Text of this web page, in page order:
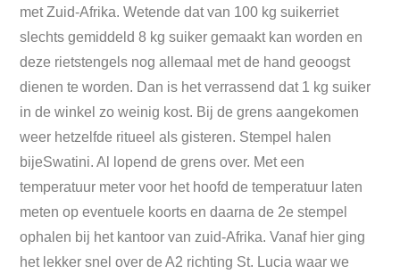
met Zuid-Afrika. Wetende dat van 100 kg suikerriet
slechts gemiddeld 8 kg suiker gemaakt kan worden en
deze rietstengels nog allemaal met de hand geoogst
dienen te worden. Dan is het verrassend dat 1 kg suiker
in de winkel zo weinig kost. Bij de grens aangekomen
weer hetzelfde ritueel als gisteren. Stempel halen
bijeSwatini. Al lopend de grens over. Met een
temperatuur meter voor het hoofd de temperatuur laten
meten op eventuele koorts en daarna de 2e stempel
ophalen bij het kantoor van zuid-Afrika. Vanaf hier ging
het lekker snel over de A2 richting St. Lucia waar we